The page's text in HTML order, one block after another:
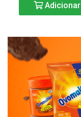
Adicionar